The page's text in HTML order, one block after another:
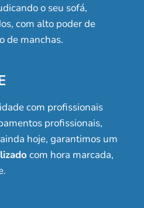
o seu sofá,
com alto poder de
de manchas.
com profissionais
profissionais,
hoje, garantimos um
com hora marcada,